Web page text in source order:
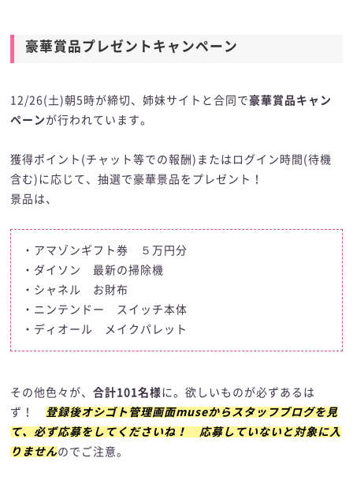
豪華賞品プレゼントキャンペーン
12/26(土)朝5時が締切、姉妹サイトと合同で 豪華賞品キャン
ペーン が行われています。
獲得ポイント(チャット等での報酬)またはログイン時間(待機
含む)に応じて、抽選で豪華景品をプレゼント！
景品は、
・アマゾンギフト券 ５万円分
・ダイソン 最新の掃除機
・シャネル お財布
・ニンテンドー スイッチ本体
・ディオール メイクパレット
その他色々が、合計101名様に。欲しいものが必ずあるは
ず！
登録後オシゴト管理画面museからスタッフブログを見
て、必ず応募をしてくださいね！ 応募していないと対象に入
りませんのでご注意。